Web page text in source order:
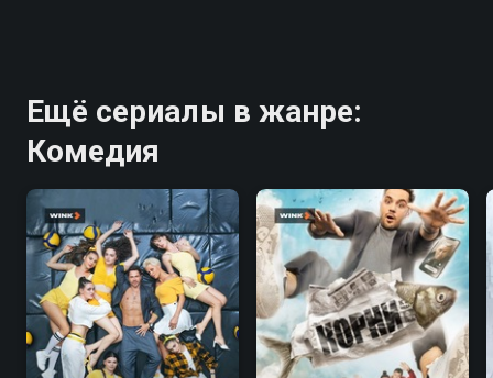
Ещё сериалы в жанре:
Комедия